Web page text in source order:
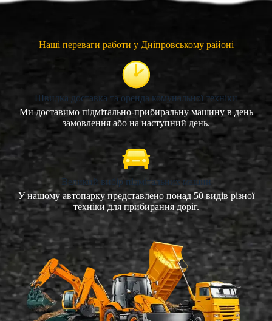
Наші переваги работи у Дніпровському районі
Швидка доставка та оренда комунальної техніки
Ми доставимо підмітально-прибиральну машину в день
замовлення або на наступний день.
Великий вибір підмітальних машин
У нашому автопарку представлено понад 50 видів різної
техніки для прибирання доріг.